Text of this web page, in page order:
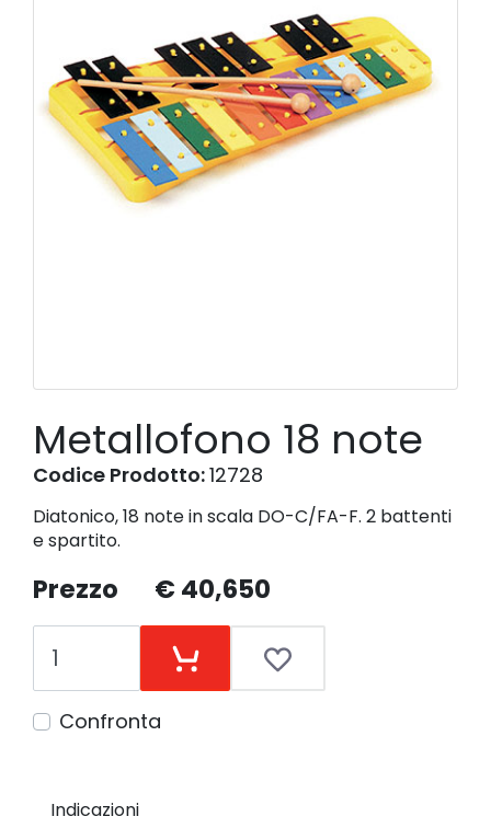
Metallofono 18 note
Codice Prodotto:12728
Diatonico, 18 note in scala DO-C/FA-F. 2 battenti
e spartito.
Prezzo € 40,650
Confronta
Indicazioni